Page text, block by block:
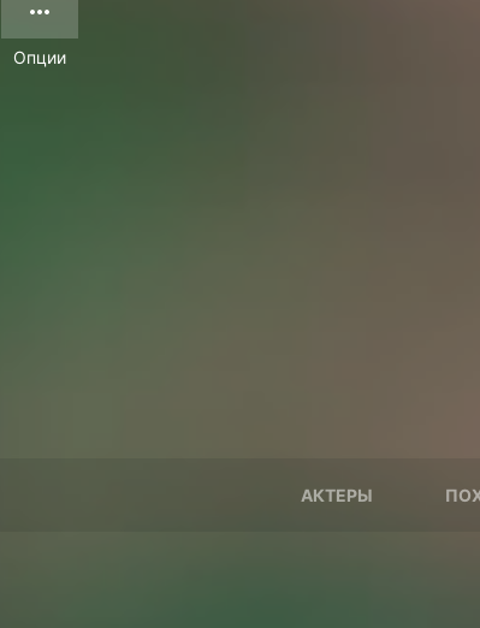
Опции
АКТЕРЫ